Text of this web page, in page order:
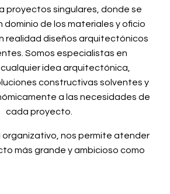
proyectos singulares, donde se
dominio de los materiales y oficio
realidad diseños arquitectónicos
Somos especialistas en
idea arquitectónica,
constructivas solventes y
a las necesidades de
cada proyecto.
organizativo, nos permite atender
más grande y ambicioso como